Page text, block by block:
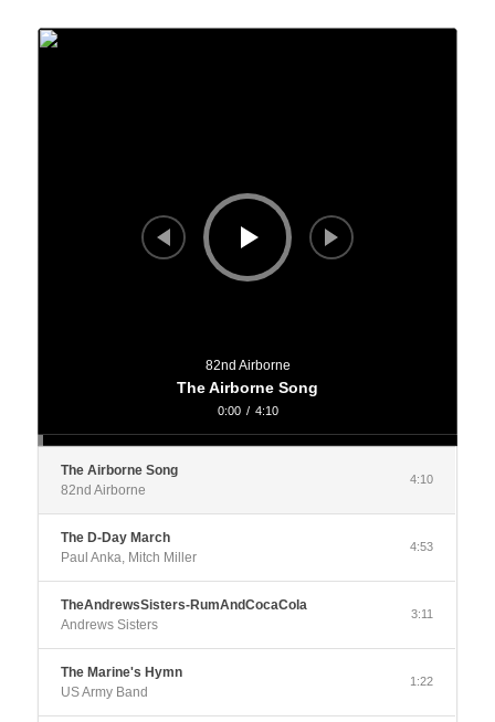
Lecteur
audio
82nd Airborne
The Airborne Song
0:00 / 4:10
The Airborne Song
82nd Airborne
4:10
The D-Day March
Paul Anka, Mitch Miller
4:53
TheAndrewsSisters-RumAndCocaCola
Andrews Sisters
3:11
The Marine's Hymn
US Army Band
1:22